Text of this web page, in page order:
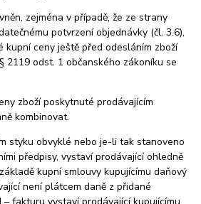
zejména v případě, že ze strany
potvrzení objednávky (čl. 3.6),
kupní ceny ještě před odesláním zboží
2119 odst. 1 občanského zákoníku se
zboží poskytnuté prodávajícím
kombinovat.
styku obvyklé nebo je-li tak stanoveno
předpisy, vystaví prodávající ohledně
kupní smlouvy kupujícímu daňový
ící není plátcem daně z přidané
fakturu vystaví prodávající kupujícímu